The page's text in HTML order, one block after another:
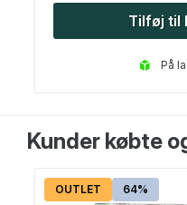
Tilføj til
på
Kunder købte
OUTLET 64%